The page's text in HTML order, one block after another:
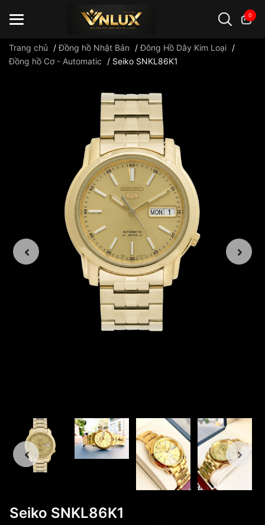
0
Trang chủ /Đồng hồ Nhật Bản /Đông Hồ Dây Kim Loại /
Đồng hồ Cơ - Automatic
/ Seiko SNKL86K1
Seiko SNKL86K1